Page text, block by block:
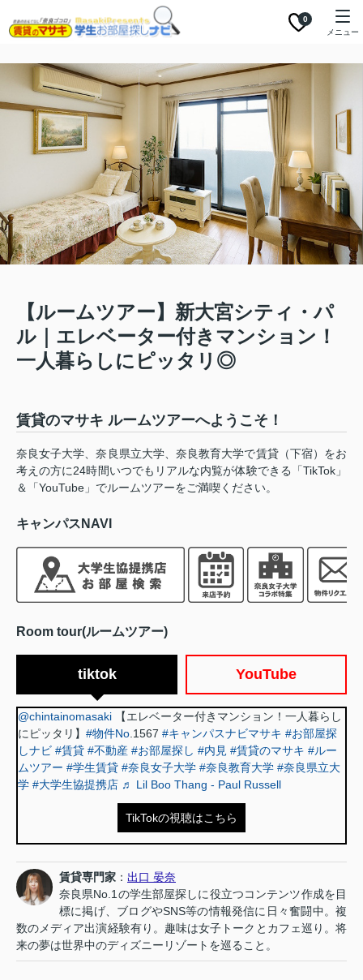
0
メニュー
【ルームツアー】新大宮シティ・パ
ル｜エレベーター付きマンション！
一人暮らしにピッタリ◎
賃貸のマサキ ルームツアーへようこそ！
奈良女子大学、奈良県立大学、奈良教育大学で賃貸（下宿）をお
考えの方に24時間いつでもリアルな内覧が体験できる「TikTok」
＆「YouTube」でルームツアーをご満喫ください。
キャンパスNAVI
Room tour(ルームツアー)
tiktok YouTube
@chintainomasaki 【エレベーター付きマンション！一人暮らし
にピッタリ】 #物件No .1567 #キャンパスナビマサキ #お部屋探
しナビ #賃貸 #不動産 #お部屋探し #内見 #賃貸のマサキ #ルー
ムツアー #学生賃貸 #奈良女子大学 #奈良教育大学 #奈良県立大
学 #大学生協提携店 ♬ Lil Boo Thang - Paul Russell
TikTokの視聴はこちら
賃貸専門家 ：出口 晏奈
奈良県No.1の学生部屋探しに役立つコンテンツ作成を目
標に掲げ、ブログやSNS等の情報発信に日々奮闘中。複
数のメディア出演経験有り。趣味は女子トークとカフェ巡り。将
来の夢は世界中のディズニーリゾートを巡ること。